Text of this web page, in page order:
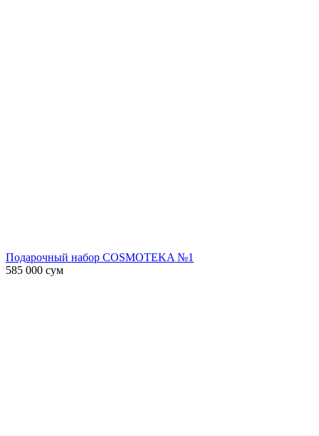
Подарочный набор COSMOTEKA №1
585 000 сум